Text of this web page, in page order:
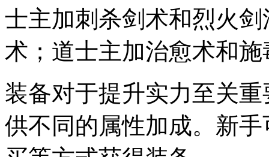
士主加刺杀剑术和烈火
术；道士主加治愈术和施
装备对于提升实力至关
供不同的属性加成。新